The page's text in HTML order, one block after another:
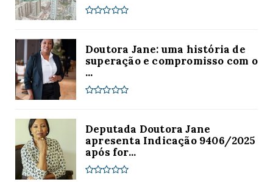
Doutora Jane: uma história de
superação e compromisso com o
...
Deputada Doutora Jane
apresenta Indicação 9406/2025
após for...